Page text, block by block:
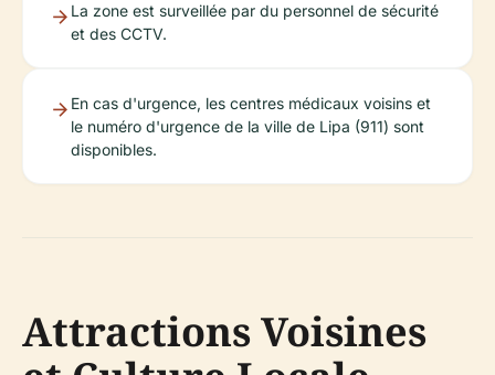
La zone est surveillée par du personnel de sécurité
et des CCTV.
En cas d'urgence, les centres médicaux voisins et
le numéro d'urgence de la ville de Lipa (911) sont
disponibles.
Attractions Voisines